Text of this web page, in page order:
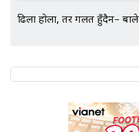
ढिला होला, तर गलत हुँदैन–